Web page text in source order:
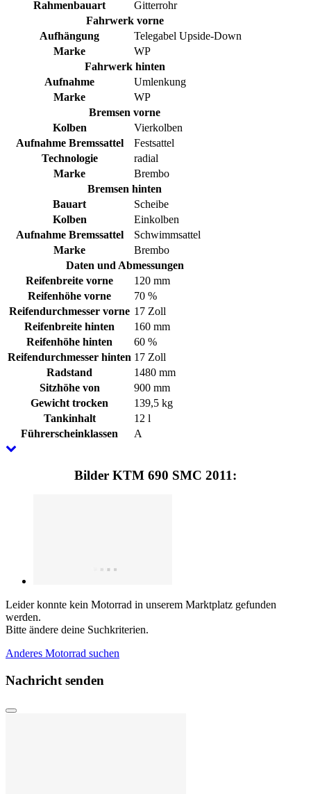
Rahmenbauart
Gitterrohr
Fahrwerk vorne
Aufhängung
Telegabel Upside-Down
Marke
WP
Fahrwerk hinten
Aufnahme
Umlenkung
Marke
WP
Bremsen vorne
Kolben
Vierkolben
Aufnahme Bremssattel
Festsattel
Technologie
radial
Marke
Brembo
Bremsen hinten
Bauart
Scheibe
Kolben
Einkolben
Aufnahme Bremssattel
Schwimmsattel
Marke
Brembo
Daten und Abmessungen
Reifenbreite vorne
120 mm
Reifenhöhe vorne
70 %
Reifendurchmesser vorne 17 Zoll
Reifenbreite hinten
160 mm
Reifenhöhe hinten
60 %
Reifendurchmesser hinten 17 Zoll
Radstand
1480 mm
Sitzhöhe von
900 mm
Gewicht trocken
139,5 kg
Tankinhalt
12 l
Führerscheinklassen
A
Bilder KTM 690 SMC 2011:
Leider konnte kein Motorrad in unserem Marktplatz gefunden
werden.
Bitte ändere deine Suchkriterien.
Anderes Motorrad suchen
Nachricht senden